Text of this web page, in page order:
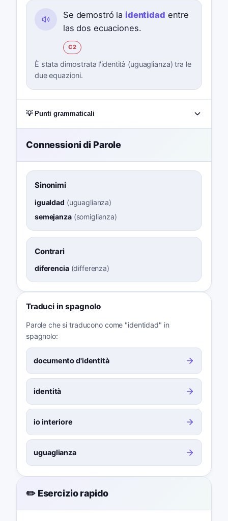
Se demostró la identidad entre
las dos ecuaciones.
C2
È stata dimostrata l'identità (uguaglianza) tra le
due equazioni.
💡 Punti grammaticali
Connessioni di Parole
Sinonimi
igualdad (uguaglianza)
semejanza(somiglianza)
Contrari
diferencia(differenza)
Traduci in spagnolo
Parole che si traducono come "identidad" in
spagnolo:
documento d'identità
identità
io interiore
uguaglianza
✏️ Esercizio rapido